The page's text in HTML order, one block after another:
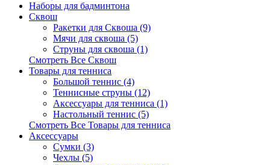
Наборы для бадминтона
Сквош
Ракетки для Сквоша (9)
Мячи для сквоша (5)
Cтруны для сквоша (1)
Смотреть Все Сквош
Товары для тенниса
Большой теннис (4)
Теннисные струны (12)
Аксессуары для тенниса (1)
Настольный теннис (5)
Смотреть Все Товары для тенниса
Аксессуары
Сумки (3)
Чехлы (5)